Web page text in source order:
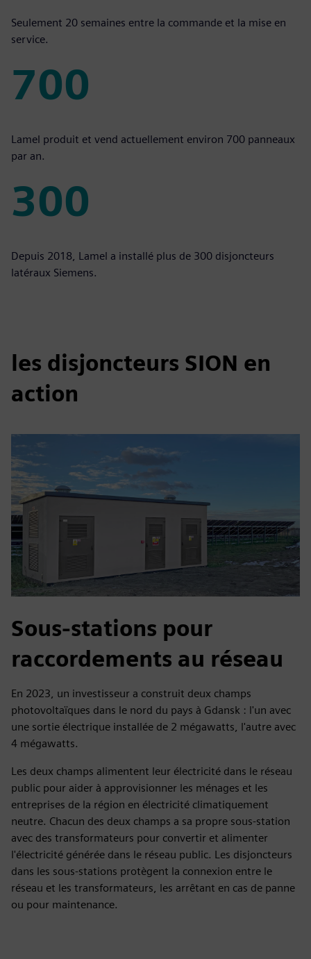
20
Seulement 20 semaines entre la commande et la mise en
service.
700
700
Lamel produit et vend actuellement environ 700 panneaux
par an.
300
300
Depuis 2018, Lamel a installé plus de 300 disjoncteurs
latéraux Siemens.
les disjoncteurs SION en
action
Sous-stations pour
raccordements au réseau
En 2023, un investisseur a construit deux champs
photovoltaïques dans le nord du pays à Gdansk : l'un avec
une sortie électrique installée de 2 mégawatts, l'autre avec
4 mégawatts.
Les deux champs alimentent leur électricité dans le réseau
public pour aider à approvisionner les ménages et les
entreprises de la région en électricité climatiquement
neutre. Chacun des deux champs a sa propre sous-station
avec des transformateurs pour convertir et alimenter
l'électricité générée dans le réseau public. Les disjoncteurs
dans les sous-stations protègent la connexion entre le
réseau et les transformateurs, les arrêtant en cas de panne
ou pour maintenance.